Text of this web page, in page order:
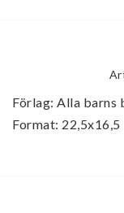
Förlag: Alla barns
Format: 22,5x16,5